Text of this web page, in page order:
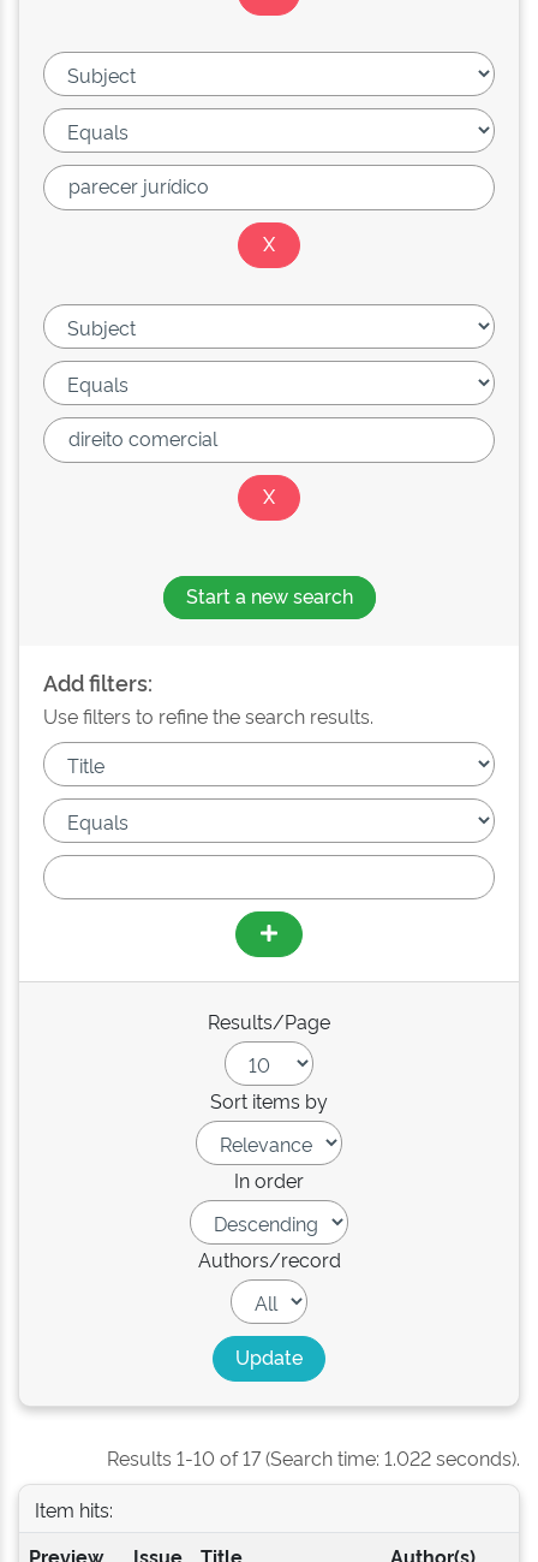
Start a new search
Add filters:
Use filters to refine the search results.
Results/Page
Sort items by
In order
Authors/record
Results 1-10 of 17 (Search time: 1.022 seconds).
Item hits:
Preview
Issue Title Author(s)